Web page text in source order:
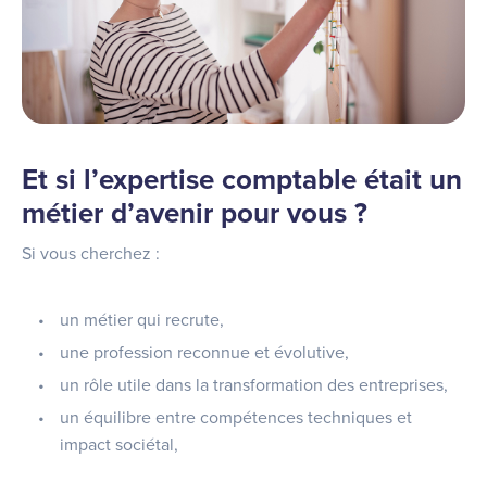
Et si l’expertise comptable était un
métier d’avenir pour vous ?
Si vous cherchez :
un métier qui recrute,
une profession reconnue et évolutive,
un rôle utile dans la transformation des entreprises,
un équilibre entre compétences techniques et
impact sociétal,